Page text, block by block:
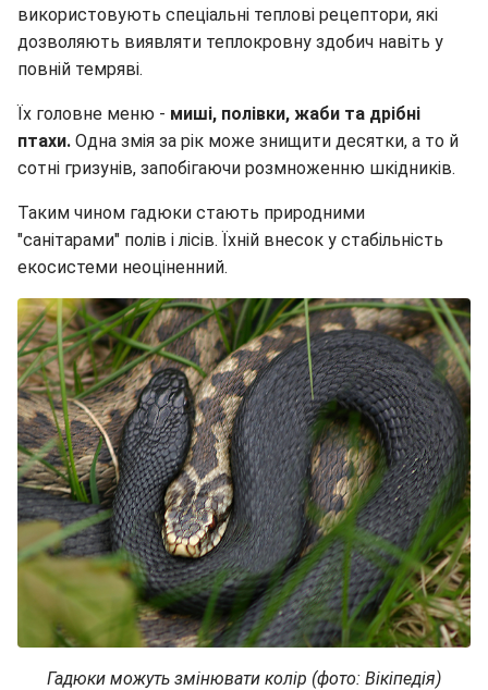
використовують спеціальні теплові рецептори, які
дозволяють виявляти теплокровну здобич навіть у
повній темряві.
Їх головне меню - миші, полівки, жаби та дрібні
птахи. Одна змія за рік може знищити десятки, а то й
сотні гризунів, запобігаючи розмноженню шкідників.
Таким чином гадюки стають природними
"санітарами" полів і лісів. Їхній внесок у стабільність
екосистеми неоціненний.
Гадюки можуть змінювати колір (фото: Вікіпедія)